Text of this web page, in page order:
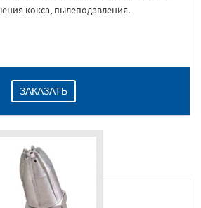
кокса, пылеподавления.
ЗАКАЗАТЬ